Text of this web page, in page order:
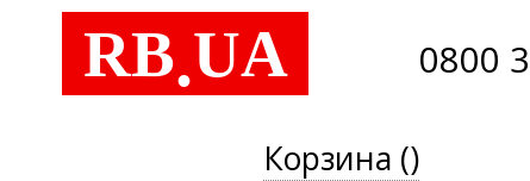
RB.UA 0800
Корзина ()